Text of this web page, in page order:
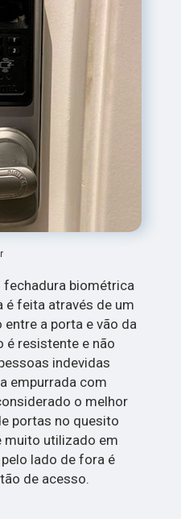
biométrica
é feita através de um
a porta e vão da
é resistente e não
indevidas
empurrada com
o melhor
portas no quesito
muito utilizado em
lado de fora é
de acesso.